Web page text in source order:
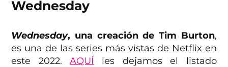
Wednesday
Wednesday, una creación de Tim Burton,
es una de las series más vistas de Netflix en
este 2022.AQUÍ les dejamos el listado